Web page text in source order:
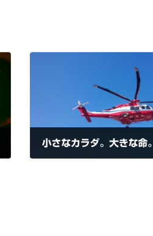
小さなカラダ。大きな命。